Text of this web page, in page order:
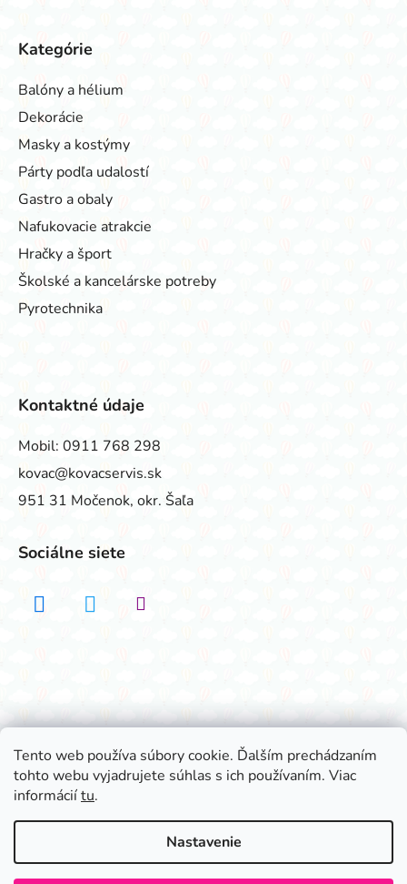
Tento web používa súbory cookie. Ďalším prechádzaním
tohto webu vyjadrujete súhlas s ich používaním. Viac
informáciítu.
Nastavenie
Kategórie
Balóny a hélium
Dekorácie
Masky a kostýmy
Párty podľa udalostí
Gastro a obaly
Nafukovacie atrakcie
Hračky a šport
Školské a kancelárske potreby
Pyrotechnika
Kontaktné údaje
Mobil: 0911 768 298
kovac@kovacservis.sk
951 31 Močenok, okr. Šaľa
Sociálne siete
vyhradené.